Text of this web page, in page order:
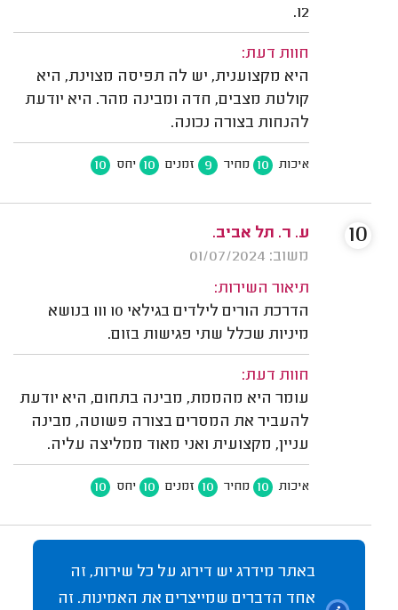
12.
חוות דעת:
היא מקצוענית, יש לה תפיסה מצוינת, היא
קולטת מצבים, חדה ומבינה מהר. היא יודעת
להנחות בצורה נכונה.
איכות 10 מחיר 9 זמנים 10 יחס 10
ע. ר. תל אביב.
משוב: 01/07/2024
תיאור השירות:
הדרכת הורים לילדים בגילאי 10 ו11 בנושא
מיניות שכלל שתי פגישות בזום.
חוות דעת:
עומר היא מהממת, מבינה בתחום, היא יודעת
להעביר את המסרים בצורה פשוטה, מבינה
עניין, מקצועית ואני מאוד ממליצה עליה.
איכות 10 מחיר 10 זמנים 10 יחס 10
10
באתר מידרג יש דירוג על כל שירות, זה
אחד הדברים שמייצרים את האמינות. זה